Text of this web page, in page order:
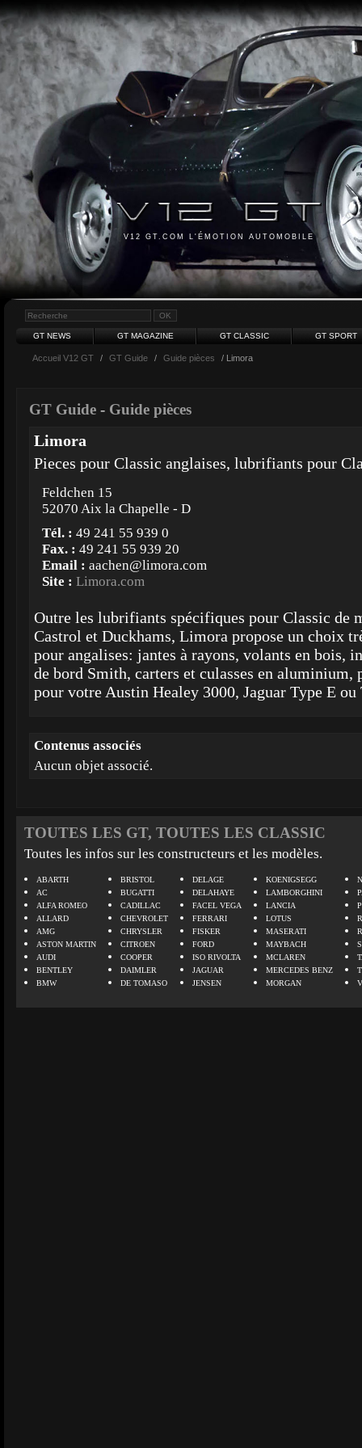
V12 GT.COM L'ÉMOTION AUTOMOBILE
GT NEWS GT MAGAZINE GT CLASSIC GT SPORT
Accueil V12 GT / GT Guide / Guide pièces / Limora
GT Guide - Guide pièces
Limora
Pieces pour Classic anglaises, lubrifiants pour
Feldchen 15
52070 Aix la Chapelle - D
Tél. : 49 241 55 939 0
Fax. : 49 241 55 939 20
Email : aachen@limora.com
Site : Limora.com
Outre les lubrifiants spécifiques pour Classic de
Castrol et Duckhams, Limora propose un choix
pour angalises: jantes à rayons, volants en bois,
de bord Smith, carters et culasses en aluminium,
pour votre Austin Healey 3000, Jaguar Type E
Contenus associés
Aucun objet associé.
TOUTES LES GT, TOUTES LES CLASSIC
Toutes les infos sur les constructeurs et les modèles.
ABARTH
AC
ALFA ROMEO
ALLARD
AMG
ASTON MARTIN
AUDI
BENTLEY
BMW
BRISTOL
BUGATTI
CADILLAC
CHEVROLET
CHRYSLER
CITROEN
COOPER
DAIMLER
DE TOMASO
DELAGE
DELAHAYE
FACEL VEGA
FERRARI
FISKER
FORD
ISO RIVOLTA
JAGUAR
JENSEN
KOENIGSEGG
LAMBORGHINI
LANCIA
LOTUS
MASERATI
MAYBACH
MCLAREN
MERCEDES BENZ
MORGAN